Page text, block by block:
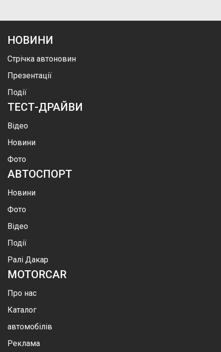
НОВИНИ
Стрічка автоновин
Презентації
Події
ТЕСТ-ДРАЙВИ
Відео
Новини
Фото
АВТОСПОРТ
Новини
Фото
Відео
Події
Ралі Дакар
MOTORCAR
Про нас
Каталог
автомобілів
Реклама